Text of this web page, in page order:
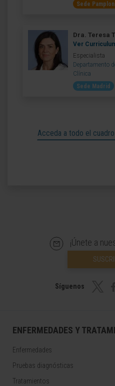
Sede
Dra. Teresa
Ver
Especialista
Departamento
Clínica
Sede Madrid
Acceda a todo el
¡Únete a
Síguenos
ENFERMEDADES Y
Enfermedades
Pruebas diagnósticas
Tratamientos